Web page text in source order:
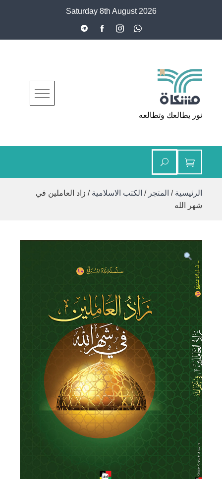
Saturday 8th August 2026
مشكاة
نور يطالعك وتطالعه
الرئيسية / المتجر / الكتب الاسلامية / زاد العاملين في
شهر الله